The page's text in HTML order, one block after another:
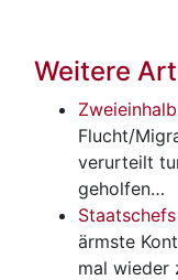
Weitere
Flucht/
verurteilt
geholfen…
ärmste
mal wieder